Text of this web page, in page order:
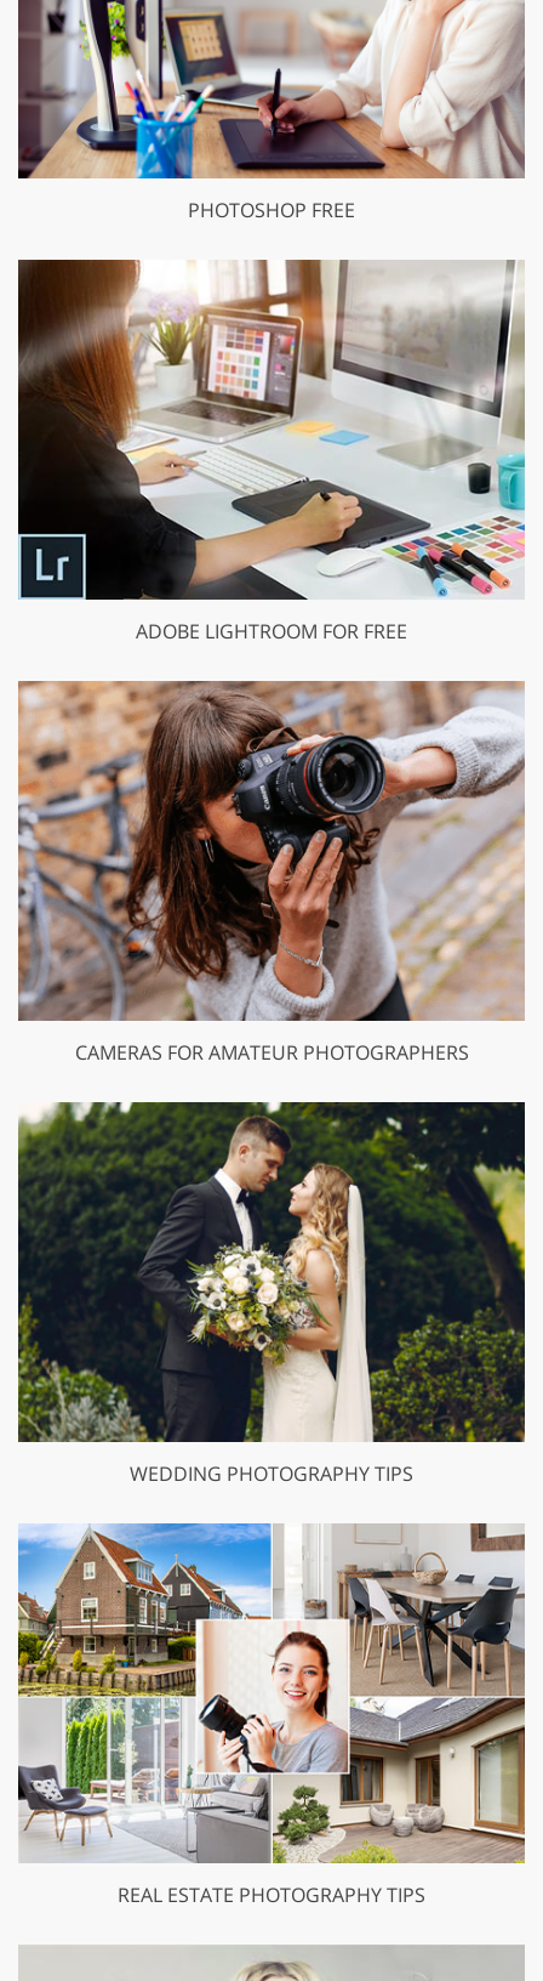
PHOTOSHOP FREE
ADOBE LIGHTROOM FOR FREE
CAMERAS FOR AMATEUR PHOTOGRAPHERS
WEDDING PHOTOGRAPHY TIPS
REAL ESTATE PHOTOGRAPHY TIPS